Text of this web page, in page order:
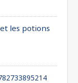
les potions